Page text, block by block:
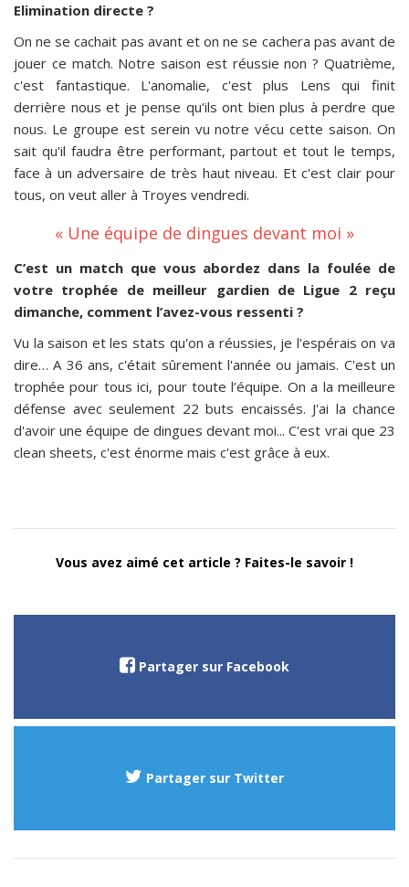
Elimination directe ?
On ne se cachait pas avant et on ne se cachera pas avant de
jouer ce match. Notre saison est réussie non ? Quatrième,
c'est fantastique. L'anomalie, c'est plus Lens qui finit
derrière nous et je pense qu'ils ont bien plus à perdre que
nous. Le groupe est serein vu notre vécu cette saison. On
sait qu'il faudra être performant, partout et tout le temps,
face à un adversaire de très haut niveau. Et c'est clair pour
tous, on veut aller à Troyes vendredi.
« Une équipe de dingues devant moi »
C’est un match que vous abordez dans la foulée de
votre trophée de meilleur gardien de Ligue 2 reçu
dimanche, comment l’avez-vous ressenti ?
Vu la saison et les stats qu'on a réussies, je l'espérais on va
dire… A 36 ans, c'était sûrement l'année ou jamais. C'est un
trophée pour tous ici, pour toute l’équipe. On a la meilleure
défense avec seulement 22 buts encaissés. J'ai la chance
d'avoir une équipe de dingues devant moi... C'est vrai que 23
clean sheets, c'est énorme mais c'est grâce à eux.
Vous avez aimé cet article ? Faites-le savoir !
Partager sur Facebook
Partager sur Twitter